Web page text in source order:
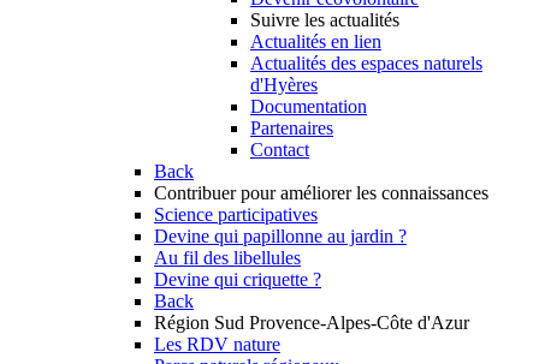
Suivre les actualités
Actualités en lien
Actualités des espaces naturels
d'Hyères
Documentation
Partenaires
Contact
Back
Contribuer pour améliorer les connaissances
Science participatives
Devine qui papillonne au jardin ?
Au fil des libellules
Devine qui criquette ?
Back
Région Sud Provence-Alpes-Côte d'Azur
Les RDV nature